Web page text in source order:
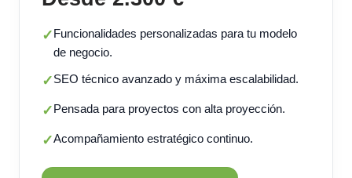
✓Funcionalidades personalizadas para tu modelo
de negocio.
✓SEO técnico avanzado y máxima escalabilidad.
✓Pensada para proyectos con alta proyección.
✓Acompañamiento estratégico continuo.